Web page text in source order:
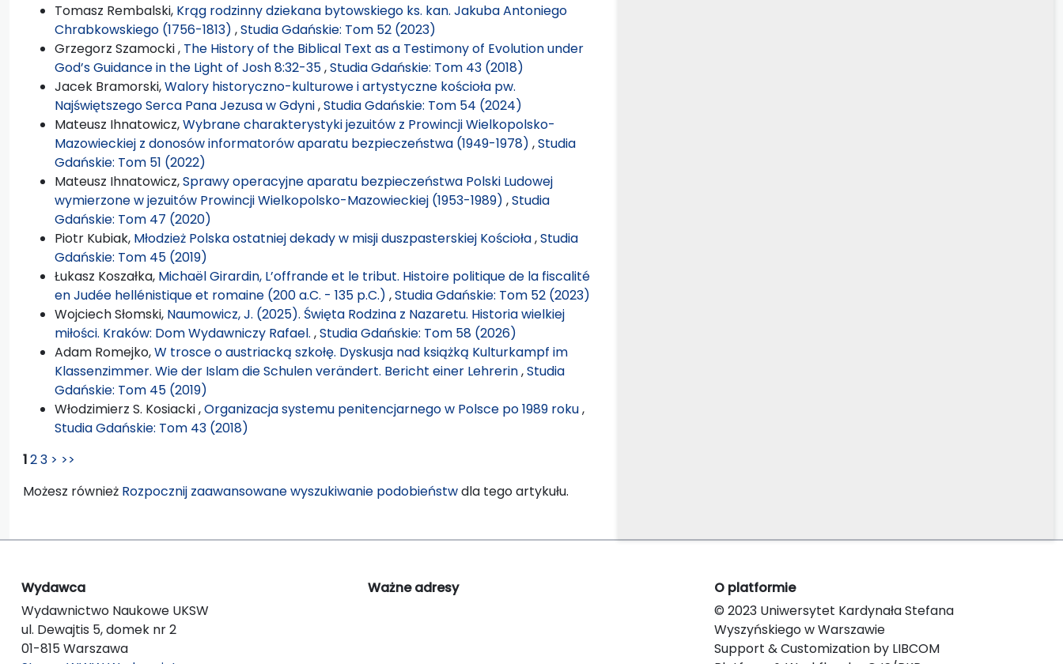
Tomasz Rembalski, Krąg rodzinny dziekana bytowskiego ks. kan. Jakuba Antoniego
Chrabkowskiego (1756-1813) ,Studia Gdańskie: Tom 52 (2023)
Grzegorz Szamocki , The History of the Biblical Text as a Testimony of Evolution under
God’s Guidance in the Light of Josh 8:32-35,Studia Gdańskie: Tom 43 (2018)
Jacek Bramorski,Walory historyczno-kulturowe i artystyczne kościoła pw.
Najświętszego Serca Pana Jezusa w Gdyni,Studia Gdańskie: Tom 54 (2024)
Mateusz Ihnatowicz,Wybrane charakterystyki jezuitów z Prowincji Wielkopolsko-
Mazowieckiej z donosów informatorów aparatu bezpieczeństwa (1949-1978) ,Studia
Gdańskie: Tom 51 (2022)
Mateusz Ihnatowicz,Sprawy operacyjne aparatu bezpieczeństwa Polski Ludowej
wymierzone w jezuitów Prowincji Wielkopolsko-Mazowieckiej (1953-1989) ,Studia
Gdańskie: Tom 47 (2020)
Piotr Kubiak, Młodzież Polska ostatniej dekady w misji duszpasterskiej Kościoła,Studia
Gdańskie: Tom 45 (2019)
Łukasz Koszałka, Michaël Girardin, L’offrande et le tribut. Histoire politique de la fiscalité
en Judée hellénistique et romaine (200 a.C. - 135 p.C.) ,Studia Gdańskie: Tom 52 (2023)
Wojciech Słomski, Naumowicz, J. (2025). Święta Rodzina z Nazaretu. Historia wielkiej
miłości. Kraków: Dom Wydawniczy Rafael. ,Studia Gdańskie: Tom 58 (2026)
Adam Romejko,W trosce o austriacką szkołę. Dyskusja nad książką Kulturkampf im
Klassenzimmer. Wie der Islam die Schulen verändert. Bericht einer Lehrerin,Studia
Gdańskie: Tom 45 (2019)
Włodzimierz S. Kosiacki ,Organizacja systemu penitencjarnego w Polsce po 1989 roku,
Studia Gdańskie: Tom 43 (2018)
123 > >>
Możesz również Rozpocznij zaawansowane wyszukiwanie podobieństwdla tego artykułu.
Wydawca
Wydawnictwo Naukowe UKSW
ul. Dewajtis 5, domek nr 2
01-815 Warszawa
Ważne adresy
O platformie
© 2023 Uniwersytet Kardynała Stefana
Wyszyńskiego w Warszawie
Support & Customization by LIBCOM